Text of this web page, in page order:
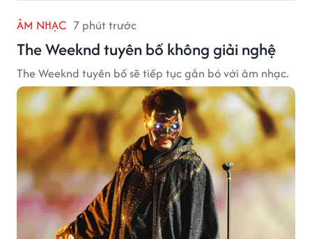
ÂM NHẠC 7 phút trước
The Weeknd tuyên bố không giải nghệ
The Weeknd tuyên bố sẽ tiếp tục gắn bó với âm nhạc.